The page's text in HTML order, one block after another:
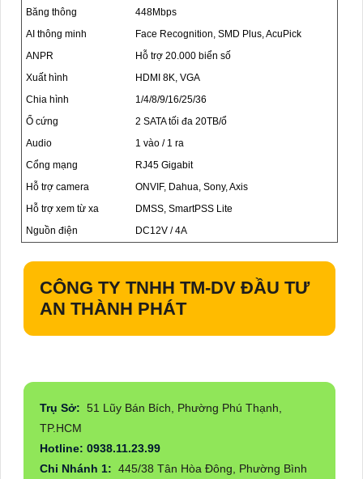
Băng thông
448Mbps
AI thông minh
Face Recognition, SMD Plus, AcuPick
ANPR
Hỗ trợ 20.000 biển số
Xuất hình
HDMI 8K, VGA
Chia hình
1/4/8/9/16/25/36
Ổ cứng
2 SATA tối đa 20TB/ổ
Audio
1 vào / 1 ra
Cổng mạng
RJ45 Gigabit
Hỗ trợ camera
ONVIF, Dahua, Sony, Axis
Hỗ trợ xem từ xa
DMSS, SmartPSS Lite
Nguồn điện
DC12V / 4A
CÔNG TY TNHH TM-DV ĐẦU TƯ
AN THÀNH PHÁT
Trụ Sở: 51 Lũy Bán Bích, Phường Phú Thạnh,
TP.HCM
Hotline: 0938.11.23.99
Chi Nhánh 1: 445/38 Tân Hòa Đông, Phường Bình